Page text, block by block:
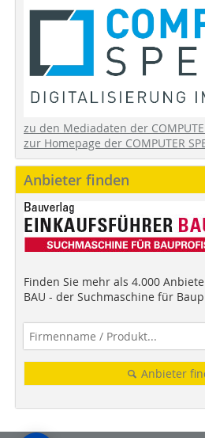
zu den Mediadaten der
zur Homepage der COMPUTER
Anbieter finden
Finden Sie mehr als 4.000
BAU - der Suchmaschine für
Anbieter